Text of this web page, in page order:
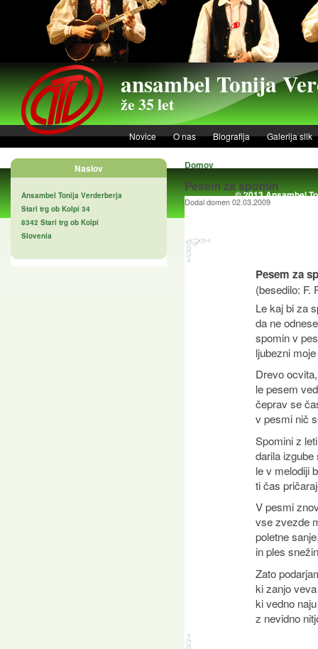
Skip to main content
ansambel Tonija
že 35 let
Novice O nas Biografija Galerija slik
Domov
Pesem za spomin
Dodal domen 02.03.2009
Pesem za
(besedilo: F.
Le kaj bi za
da ne
spomin v
ljubezni
Drevo
le pesem
čeprav se
v pesmi nič
Spomini z
darila izgube
le v melodiji
ti čas
V pesmi
vse zvezde
poletne
in ples
Zato
ki zanjo
ki vedno
z nevidno
Naslov
Ansambel Tonija Verderberja
Stari trg ob Kolpi 34
8342 Stari trg ob Kolpi
Slovenia
© 2013 Ansambel